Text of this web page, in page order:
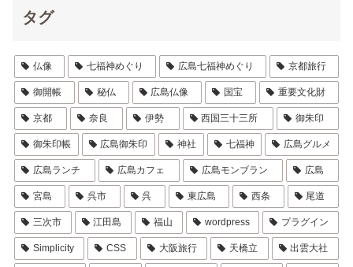
タグ
仏像 七福神めぐり 広島七福神めぐり 京都旅行
御開帳 秘仏 広島仏像 国宝 重要文化財
京都 奈良 伊勢 西国三十三所 御朱印
御朱印帳 広島御朱印 神社 七福神 広島グルメ
広島ランチ 広島カフェ 広島モンブラン 広島
宮島 呉市 呉 東広島 西条 尾道
三次市 江田島 福山 wordpress プラグイン
Simplicity CSS 大阪旅行 天橋立 出雲大社